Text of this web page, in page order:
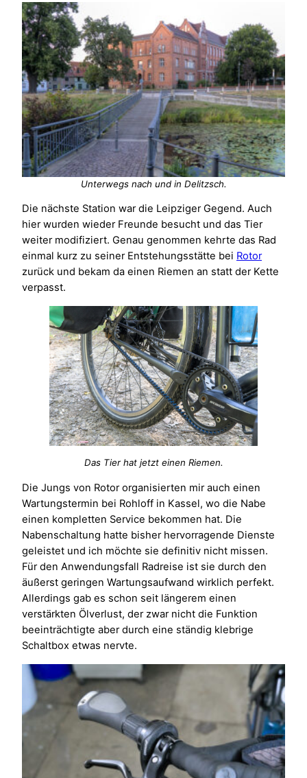
Unterwegs nach und in Delitzsch.
Die nächste Station war die Leipziger Gegend. Auch
hier wurden wieder Freunde besucht und das Tier
weiter modifiziert. Genau genommen kehrte das Rad
einmal kurz zu seiner Entstehungsstätte bei Rotor
zurück und bekam da einen Riemen an statt der Kette
verpasst.
Das Tier hat jetzt einen Riemen.
Die Jungs von Rotor organisierten mir auch einen
Wartungstermin bei Rohloff in Kassel, wo die Nabe
einen kompletten Service bekommen hat. Die
Nabenschaltung hatte bisher hervorragende Dienste
geleistet und ich möchte sie definitiv nicht missen.
Für den Anwendungsfall Radreise ist sie durch den
äußerst geringen Wartungsaufwand wirklich perfekt.
Allerdings gab es schon seit längerem einen
verstärkten Ölverlust, der zwar nicht die Funktion
beeinträchtigte aber durch eine ständig klebrige
Schaltbox etwas nervte.